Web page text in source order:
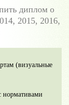
диплом о
2015, 2016,
(визуальные
нормативами